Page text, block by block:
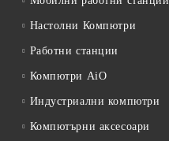
Настолни Компютри
Работни станции
Компютри AiO
Индустриални компютри
Компютърни аксесоари